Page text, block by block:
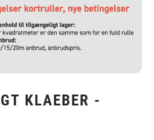
KLAEBER -